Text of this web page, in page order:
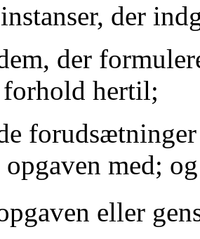
der
der
hertil;
med; og
eller